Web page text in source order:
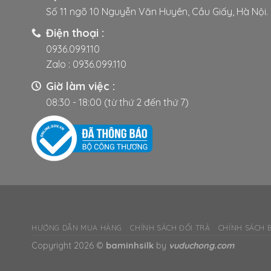
Số 11 ngõ 10 Nguyễn Văn Huyên, Cầu Giấy, Hà Nội.
Điện thoại :
0936.099.110
Zalo : 0936.099.110
Giờ làm việc :
08:30 - 18:00 (từ thứ 2 đến thứ 7)
HƯỚNG DẪN MUA HÀNG CHÍNH SÁCH ĐỔI TRẢ CHÍNH SÁCH
Copyright 2026 © baminhsilk by vuduchong.com